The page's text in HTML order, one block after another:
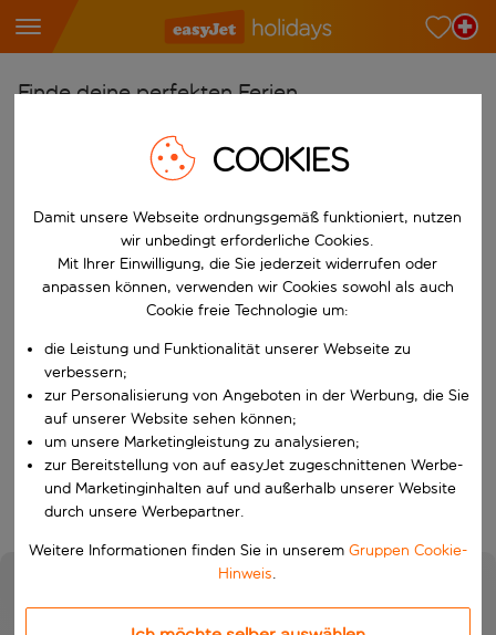
Finde deine perfekten Ferien
Beginne mit der Eingabe für die automatische
Wähle deine Flughäfen
Beginne mit der Eingabe für die automatische
Reiseziele finden
Nach
W&auml;hle ein Ab- und R&uuml;ckflugdatum aus.
Wann
Wer
Suchen
COOKIES
Damit unsere Webseite ordnungsgemäß funktioniert, nutzen
wir unbedingt erforderliche Cookies.
Mit Ihrer Einwilligung, die Sie jederzeit widerrufen oder
anpassen können, verwenden wir Cookies sowohl als auch
Cookie freie Technologie um:
die Leistung und Funktionalität unserer Webseite zu
verbessern;
zur Personalisierung von Angeboten in der Werbung, die Sie
auf unserer Website sehen können;
um unsere Marketingleistung zu analysieren;
zur Bereitstellung von auf easyJet zugeschnittenen Werbe-
und Marketinginhalten auf und außerhalb unserer Website
durch unsere Werbepartner.
Weitere Informationen finden Sie in unserem Gruppen Cookie-
Hinweis.